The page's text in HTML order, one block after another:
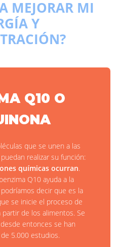
MEJORAR MI
Y
Q10 O
que se unen a las
realizar su función:
químicas ocurran.
Q10 ayuda a la
decir que es la
se inicie el proceso de
de los alimentos. Se
entonces se han
5.000 estudios.